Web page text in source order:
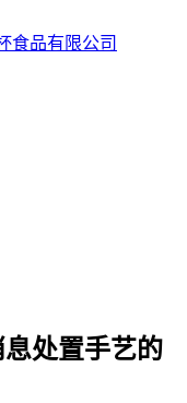
处置手艺的